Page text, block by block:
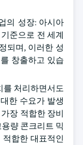
의 성장: 아시아
준으로 전 세계
되며, 이러한 성
창출하고 있습
를 처리하면서도
한 수요가 발생
장 적합한 장비
량 콘크리트 믹
합한 대표적인